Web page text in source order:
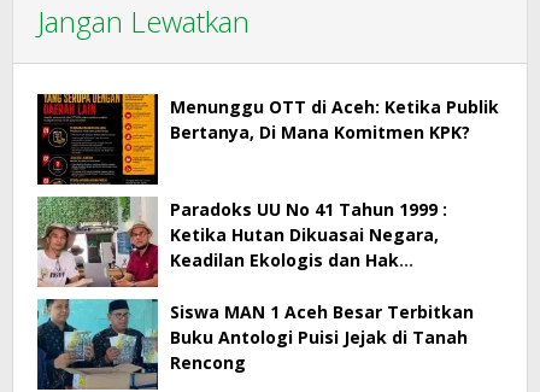
Jangan Lewatkan
Menunggu OTT di Aceh: Ketika Publik
Bertanya, Di Mana Komitmen KPK?
Paradoks UU No 41 Tahun 1999 :
Ketika Hutan Dikuasai Negara,
Keadilan Ekologis dan Hak
Siswa MAN 1 Aceh Besar Terbitkan
Buku Antologi Puisi Jejak di Tanah
Rencong